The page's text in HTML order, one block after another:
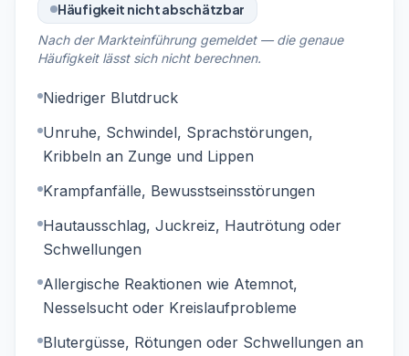
Häufigkeit nicht abschätzbar
Nach der Markteinführung gemeldet — die genaue
Häufigkeit lässt sich nicht berechnen.
Niedriger Blutdruck
Unruhe, Schwindel, Sprachstörungen,
Kribbeln an Zunge und Lippen
Krampfanfälle, Bewusstseinsstörungen
Hautausschlag, Juckreiz, Hautrötung oder
Schwellungen
Allergische Reaktionen wie Atemnot,
Nesselsucht oder Kreislaufprobleme
Blutergüsse, Rötungen oder Schwellungen an